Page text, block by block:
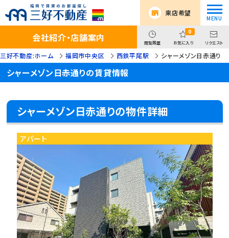
来店希望
会社紹介・店舗案内 閲覧履歴
0
お気に入り リクエスト
三好不動産:ホーム 福岡市中央区 西鉄平尾駅 シャーメゾン日赤通り
シャーメゾン日赤通りの賃貸情報
シャーメゾン日赤通りの物件詳細
アパート